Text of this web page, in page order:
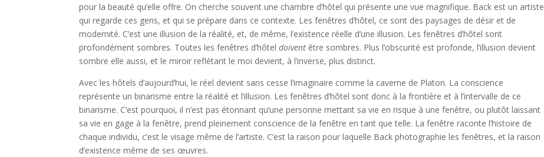
pour la beauté qu’elle offre. On cherche souvent une chambre d’hôtel qui présente une vue magnifique. Back est un artiste
qui regarde ces gens, et qui se prépare dans ce contexte. Les fenêtres d’hôtel, ce sont des paysages de désir et de
modernité. C’est une illusion de la réalité, et, de même, l’existence réelle d’une illusion. Les fenêtres d’hôtel sont
profondément sombres. Toutes les fenêtres d’hôteldoivent être sombres. Plus l’obscurité est profonde, l’illusion devient
sombre elle aussi, et le miroir reflétant le moi devient, à l’inverse, plus distinct.
Avec les hôtels d’aujourd’hui, le réel devient sans cesse l’imaginaire comme la caverne de Platon. La conscience
représente un binarisme entre la réalité et l’illusion. Les fenêtres d’hôtel sont donc à la frontière et à l’intervalle de ce
binarisme. C’est pourquoi, il n’est pas étonnant qu’une personne mettant sa vie en risque à une fenêtre, ou plutôt laissant
sa vie en gage à la fenêtre, prend pleinement conscience de la fenêtre en tant que telle. La fenêtre raconte l’histoire de
chaque individu, c’est le visage même de l’artiste. C’est la raison pour laquelle Back photographie les fenêtres, et la raison
d’existence même de ses œuvres.